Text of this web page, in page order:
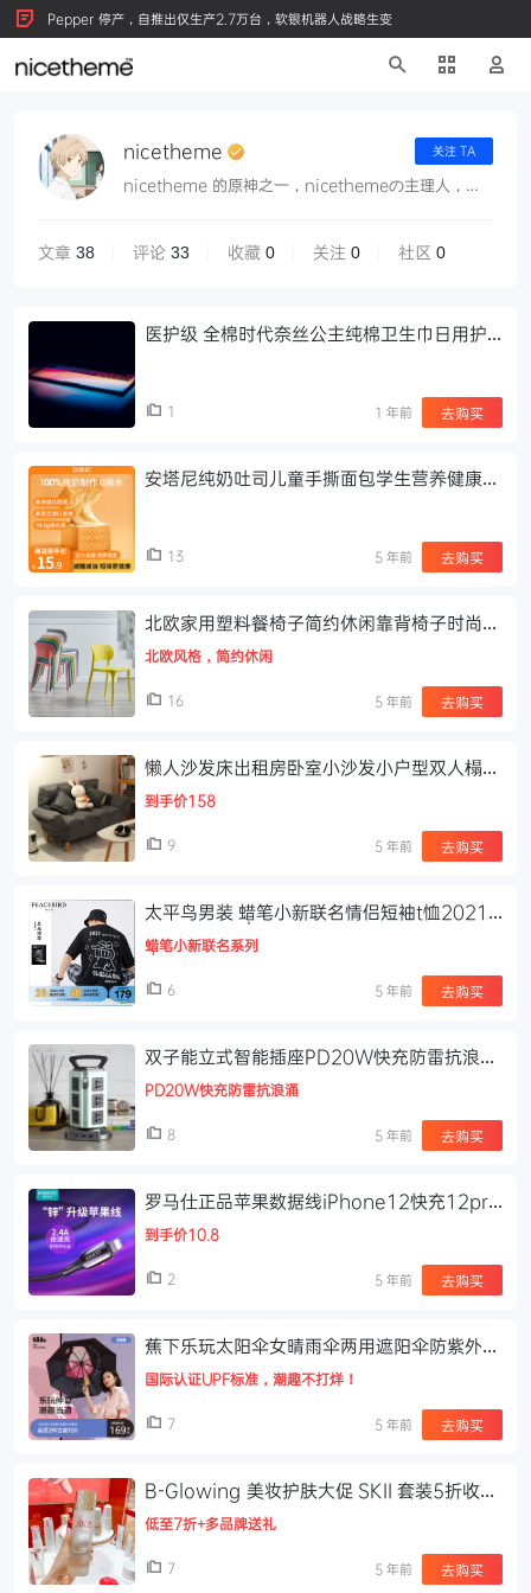
Pepper 停产，自推出仅生产2.7万台，软银机器人战略生变
nicetheme 关注 TA
nicetheme 的原神之一，nicethemeの主理人，
文章 38 评论 33 收藏 0 关注 0 社区 0
医护级 全棉时代奈丝公主纯棉卫生巾日用护
1 1 年前 去购买
安塔尼纯奶吐司儿童手撕面包学生营养健康早
13 5 年前 去购买
北欧家用塑料餐椅子简约休闲靠背椅子时尚塑
胶书桌洽谈椅户外凳子
北欧风格，简约休闲
16 5 年前 去购买
懒人沙发床出租房卧室小沙发小户型双人榻榻
米简易可折叠单人沙发
到手价158
9 5 年前 去购买
太平鸟男装 蜡笔小新联名情侣短袖t恤2021
年夏季新款黑色宽松体恤
蜡笔小新联名系列
6 5 年前 去购买
双子能立式智能插座PD20W快充防雷抗浪涌
家用多功能插排插接线板
PD20W快充防雷抗浪涌
8 5 年前 去购买
罗马仕正品苹果数据线iPhone12快充12pro
充电线11器xr加长xsmax快速6s闪充7p适
用8plus手机X平板iPad3
到手价10.8
2 5 年前 去购买
蕉下乐玩太阳伞女晴雨伞两用遮阳伞防紫外线
女黑胶便携双层防晒伞
国际认证UPF标准，潮趣不打烊！
7 5 年前 去购买
B-Glowing 美妆护肤大促 SKII 套装5折收、
Tripollar 童颜机
低至7折+多品牌送礼
7 5 年前 去购买